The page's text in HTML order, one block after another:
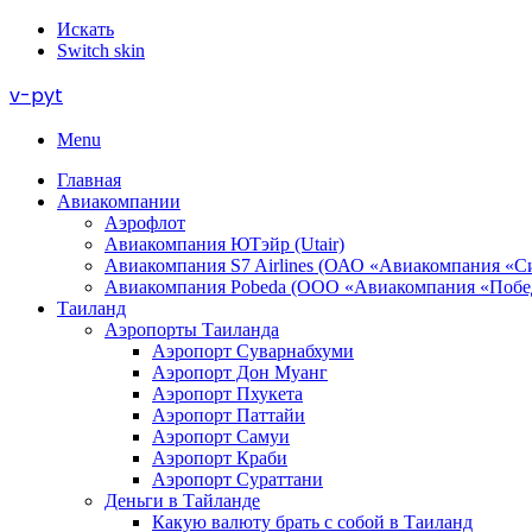
Искать
Switch skin
v-pyt
Menu
Главная
Авиакомпании
Аэрофлот
Авиакомпания ЮТэйр (Utair)
Авиакомпания S7 Airlines (ОАО «Авиакомпания
Авиакомпания Pobeda (ООО «Авиакомпания
Таиланд
Аэропорты Таиланда
Аэропорт Суварнабхуми
Аэропорт Дон Муанг
Аэропорт Пхукета
Аэропорт Паттайи
Аэропорт Самуи
Аэропорт Краби
Аэропорт Сураттани
Деньги в Тайланде
Какую валюту брать с собой в Таиланд